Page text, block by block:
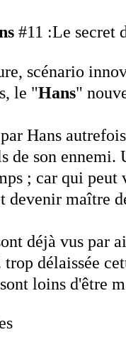
#11 :Le secret
scénario
le "Hans"
Hans
son ennemi.
; car qui peut
devenir maître
déjà vus par
trop délaissée
loins d'être